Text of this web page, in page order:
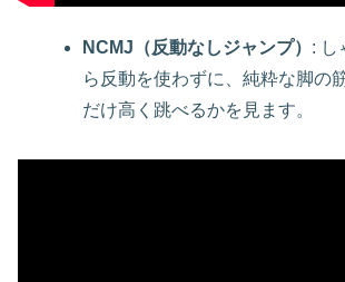
NCMJ（反動なしジャンプ） : し
ら反動を使わずに、純粋な脚の
だけ高く跳べるかを見ます。